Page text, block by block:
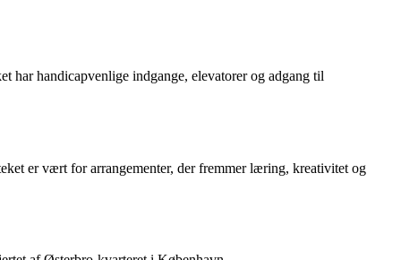
har handicapvenlige indgange, elevatorer og adgang til
er vært for arrangementer, der fremmer læring, kreativitet og